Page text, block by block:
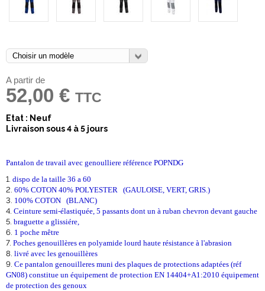
A partir de
52,00 € TTC
Etat : Neuf
Livraison sous 4 à 5 jours
Pantalon de travail avec genoulliere référence POPNDG
dispo de la taille 36 a 60
60% COTON 40% POLYESTER (GAULOISE, VERT, GRIS.)
100% COTON (BLANC)
Ceinture semi-élastiquée, 5 passants dont un à ruban chevron devant gauche
braguette a glissiére,
1 poche mêtre
Poches genouillères en polyamide lourd haute résistance à l'abrasion
livré avec les genouillères
Ce pantalon genouilleres muni des plaques de protections adaptées (réf
GN08) constitue un équipement de protection EN 14404+A1:2010 équipement
de protection des genoux